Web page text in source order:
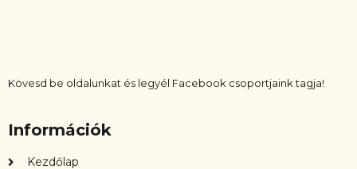
Kövesd be oldalunkat és legyél Facebook csoportjaink tagja!
Információk
Kezdőlap